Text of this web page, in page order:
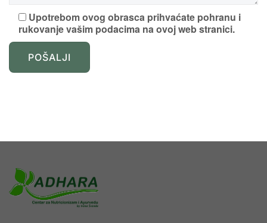
Upotrebom ovog obrasca prihvaćate pohranu i
rukovanje vašim podacima na ovoj web stranici.